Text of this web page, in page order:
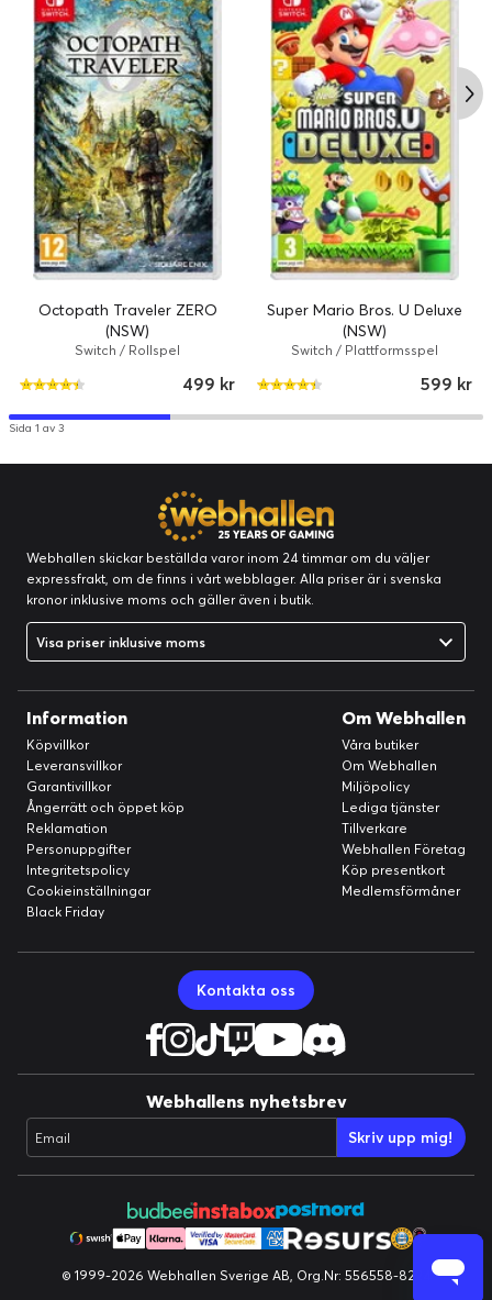
Octopath Traveler ZERO
(NSW)
Switch / Rollspel
499 kr
Super Mario Bros. U Deluxe
(NSW)
Switch / Plattformsspel
599 kr
Sida 1 av 3
Webhallen skickar beställda varor inom 24 timmar om du väljer
expressfrakt, om de finns i vårt webblager. Alla priser är i svenska
kronor inklusive moms och gäller även i butik.
Visa priser inklusive moms
Information
Köpvillkor
Leveransvillkor
Garantivillkor
Ångerrätt och öppet köp
Reklamation
Personuppgifter
Integritetspolicy
Cookieinställningar
Black Friday
Om Webhallen
Våra butiker
Om Webhallen
Miljöpolicy
Lediga tjänster
Tillverkare
Webhallen Företag
Köp presentkort
Medlemsförmåner
Kontakta oss
Webhallens nyhetsbrev
Email Skriv upp mig!
© 1999-2026 Webhallen Sverige AB, Org.Nr: 556558-8224